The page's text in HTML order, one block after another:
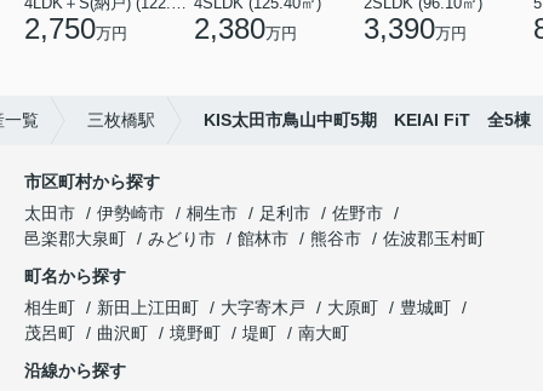
2,750万円 2,380万円 3,390万円
一覧 三枚橋駅 KIS太田市鳥山中町5期 KEIAI FiT 全5棟
市区町村から探す
太田市
伊勢崎市 桐生市 足利市
佐野市
邑楽郡大泉町
みどり市 館林市 熊谷市
佐波郡玉村町
町名から探す
相生町
新田上江田町 大字寄木戸 大原町
豊城町
茂呂町
曲沢町 境野町 堤町
南大町
沿線から探す